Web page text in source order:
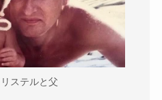
ステルと父